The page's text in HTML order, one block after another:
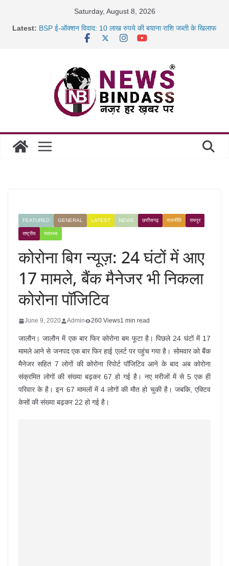
Saturday, August 8, 2026
Latest: BSP ई-ऑक्शन विवाद: 10 लाख रुपये की बयाना राशि जब्ती के खिलाफ
साइबर ठगी पर दुर्ग पुलिस का बड़ा एक्शन: 13 म्यूल बैंक खाताधारक
गिरफ्तार
FEATURED GENERAL LATEST NEWS छत्तीसगढ़ राजनीति रायपुर
राष्ट्रीय स्वास्थ्य
कोरोना बिग न्यूज़: 24 घंटों में आए
17 मामले, बैंक मैनेजर भी निकला
कोरोना पॉजिटिव
June 9, 2020 Admin 260 Views1 min read
जालौन। जालौन में एक बार फिर कोरोना बम फूटा है। पिछले 24 घंटों में 17
मामले आने से जनपद एक बार फिर हाई एलर्ट पर पहुंच गया है। सोमवार को बैंक
मैनेजर सहित 7 लोगों की कोरोना रिपोर्ट पॉजिटिव आने के बाद अब कोरोना
संक्रमित लोगों की संख्या बढ़कर 67 हो गई है। नए मरीजों में से 5 एक ही
परिवार के है। इन 67 मामलों में 4 लोगों की मौत हो चुकी है। जबकि, एक्टिव
केसों की संख्या बढ़कर 22 हो गई है।